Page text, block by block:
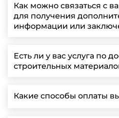
Как можно связаться с
для получения
информации или
запрос через нашу
заполнить форму на нашем
детальной информации и
Есть ли у вас услуга по
строительных
Ленинградской области, у
автопарк, для обеспечения
Какие способы оплаты